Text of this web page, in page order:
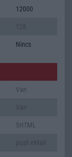
12000
Nincs
Van
5HTML